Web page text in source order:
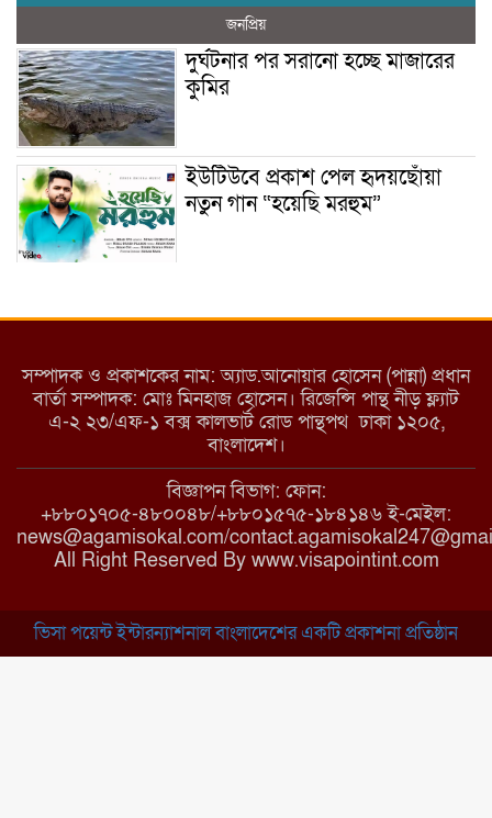
জনপ্রিয়
দুর্ঘটনার পর সরানো হচ্ছে মাজারের
কুমির
ইউটিউবে প্রকাশ পেল হৃদয়ছোঁয়া
নতুন গান “হয়েছি মরহুম”
মরণ নেশা
মাধবপুরে কমিউনিটি ক্লিনিকে
অনিয়মের অভিযোগ
রাজবাড়ী: বালিয়াকান্দিতে কিশোরীর
ঝুলন্ত মরদেহ উদ্ধার
সম্পাদক ও প্রকাশকের নাম: অ্যাড.আনোয়ার হোসেন (পান্না) প্রধান
বার্তা সম্পাদক: মোঃ মিনহাজ হোসেন। রিজেন্সি পান্থ নীড় ফ্ল্যাট
এ-২ ২৩/এফ-১ বক্স কালভার্ট রোড পান্থপথ ঢাকা ১২০৫,
বাংলাদেশ।
বিজ্ঞাপন বিভাগ: ফোন:
+৮৮০১৭০৫-৪৮০০৪৮/+৮৮০১৫৭৫-১৮৪১৪৬ ই-মেইল:
news@agamisokal.com/
All Right Reserved By www.visapointint.com
ভিসা পয়েন্ট ইন্টারন্যাশনাল বাংলাদেশের একটি প্রকাশনা প্রতিষ্ঠান